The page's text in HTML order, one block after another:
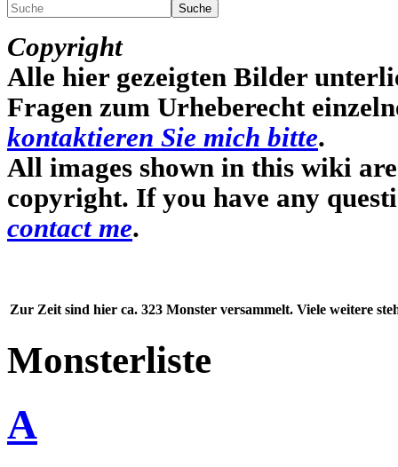
Suche
Copyright
Alle hier gezeigten Bilder
Fragen zum Urheberecht
kontaktieren Sie mich bitte.
All images shown in this wiki
copyright. If you have any
contact me.
Zur Zeit sind hier ca. 323 Monster versammelt. Viele weitere
Monsterliste
A